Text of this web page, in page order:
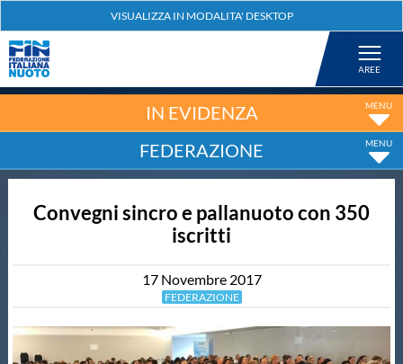
Nuoto
Tuffi
Fondo
IN EVIDENZA
FEDERAZIONE
Convegni sincro e pallanuoto con 350
iscritti
17 Novembre 2017
FEDERAZIONE